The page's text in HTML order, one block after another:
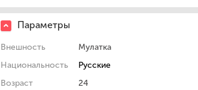
Параметры
Внешность
Мулатка
Национальность
Русские
Возраст
24